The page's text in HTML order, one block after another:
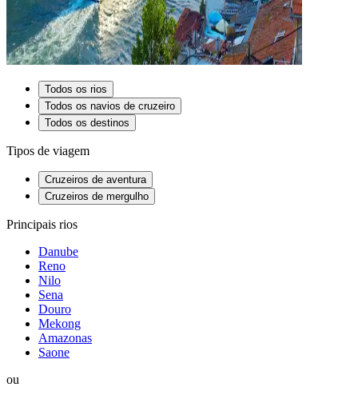
Todos os rios
Todos os navios de cruzeiro
Todos os destinos
Tipos de viagem
Cruzeiros de aventura
Cruzeiros de mergulho
Principais rios
Danube
Reno
Nilo
Sena
Douro
Mekong
Amazonas
Saone
ou